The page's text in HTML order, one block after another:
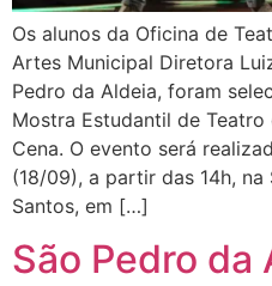
Os alunos da Oficina de
Artes Municipal Diretora
Pedro da Aldeia, foram
Mostra Estudantil de Teatro
Cena. O evento será
(18/09), a partir das 14h, na
Santos, em […]
São Pedro da